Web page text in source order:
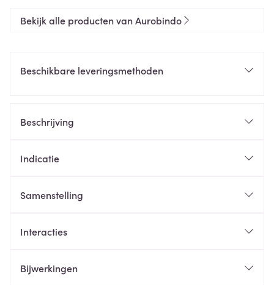
Bekijk alle producten van Aurobindo
Beschikbare leveringsmethoden
Beschrijving
Indicatie
Samenstelling
Interacties
Bijwerkingen